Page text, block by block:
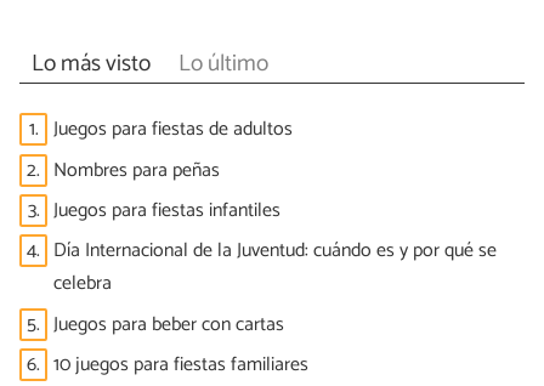
Lo más visto Lo último
1. Juegos para fiestas de adultos
2. Nombres para peñas
3. Juegos para fiestas infantiles
4. Día Internacional de la Juventud: cuándo es y por qué se
celebra
5. Juegos para beber con cartas
6. 10 juegos para fiestas familiares